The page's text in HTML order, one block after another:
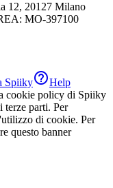
12, 20127 Milano
MO-397100
SpiikyHelp
cookie policy di Spiiky
terze parti. Per
di cookie. Per
questo banner